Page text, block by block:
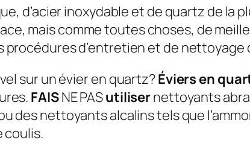
d’acier inoxydable et de quartz de la
mais comme toutes choses, de
procédures d’entretien et de
sur un évier en quartz?Éviers en
FAISNE PASutilisernettoyants
des nettoyants alcalins tels que
coulis.